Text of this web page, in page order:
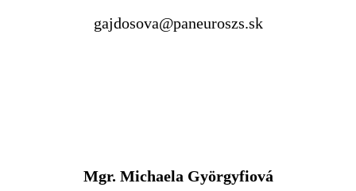
gajdosova@paneuroszs.sk
Mgr. Michaela Györgyfiová